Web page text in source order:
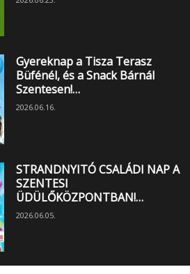
Gyereknap a Tisza Terasz
Büfénél, és a Snack Bárnál
Szentesen!…
2026.06.16.
STRANDNYITÓ CSALÁDI NAP A
SZENTESI
ÜDÜLŐKÖZPONTBAN!…
2026.06.05.